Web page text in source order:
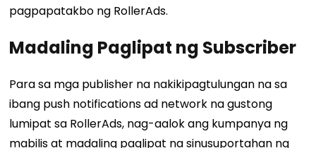
pagpapatakbo ng RollerAds.
Madaling Paglipat ng Subscriber
Para sa mga publisher na nakikipagtulungan na sa
ibang push notifications ad network na gustong
lumipat sa RollerAds, nag-aalok ang kumpanya ng
mabilis at madaling paglipat na sinusuportahan ng